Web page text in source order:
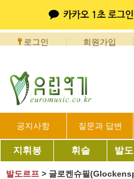
로그인 회원가입
공지사항 질문과 답변
지휘봉 휘슬 발
발도르프 > 글로켄슈필